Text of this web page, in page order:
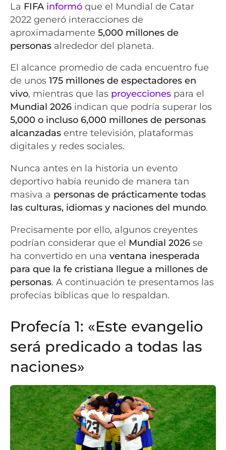
La FIFA informó que el Mundial de Catar
2022 generó interacciones de
aproximadamente 5,000 millones de
personas alrededor del planeta.
El alcance promedio de cada encuentro fue
de unos 175 millones de espectadores en
vivo, mientras que las proyecciones para el
Mundial 2026 indican que podría superar los
5,000 o incluso 6,000 millones de personas
alcanzadas entre televisión, plataformas
digitales y redes sociales.
Nunca antes en la historia un evento
deportivo había reunido de manera tan
masiva a personas de prácticamente todas
las culturas, idiomas y naciones del mundo.
Precisamente por ello, algunos creyentes
podrían considerar que el Mundial 2026 se
ha convertido en una ventana inesperada
para que la fe cristiana llegue a millones de
personas. A continuación te presentamos las
profecías bíblicas que lo respaldan.
Profecía 1: «Este evangelio
será predicado a todas las
naciones»